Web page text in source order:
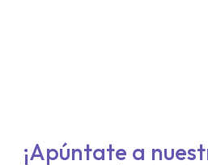
¡Apúntate a